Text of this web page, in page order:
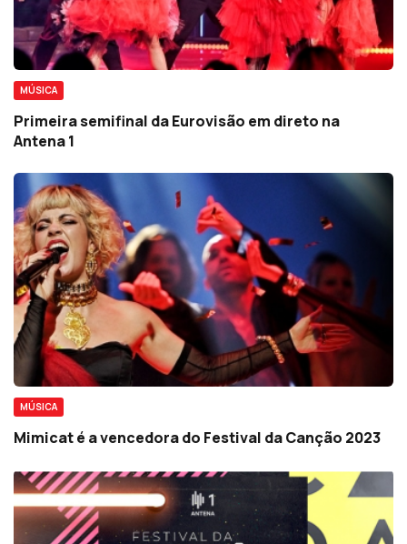
MÚSICA
Primeira semifinal da Eurovisão em direto na
Antena 1
MÚSICA
Mimicat é a vencedora do Festival da Canção 2023